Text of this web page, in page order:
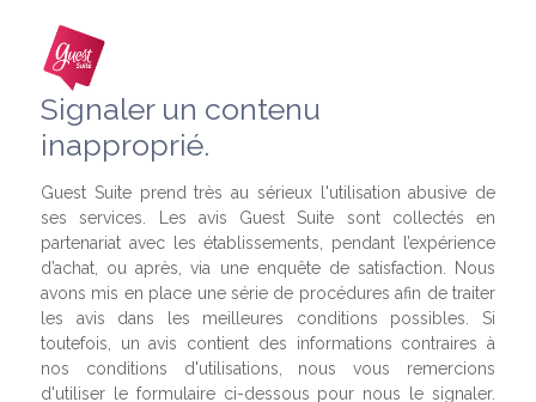
Signaler un contenu
inapproprié.
Guest Suite prend très au sérieux l'utilisation abusive de
ses services. Les avis Guest Suite sont collectés en
partenariat avec les établissements, pendant l’expérience
d’achat, ou après, via une enquête de satisfaction. Nous
avons mis en place une série de procédures afin de traiter
les avis dans les meilleures conditions possibles. Si
toutefois, un avis contient des informations contraires à
nos conditions d'utilisations, nous vous remercions
d'utiliser le formulaire ci-dessous pour nous le signaler.